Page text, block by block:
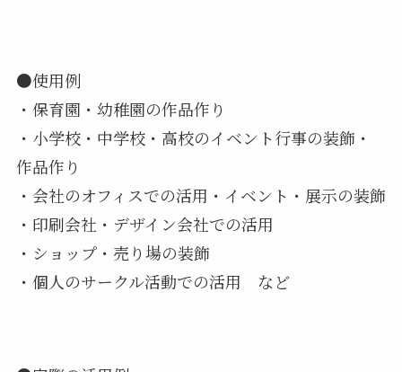
●使用例
・保育園・幼稚園の作品作り
・小学校・中学校・高校のイベント行事の装飾・
作品作り
・会社のオフィスでの活用・イベント・展示の装飾
・印刷会社・デザイン会社での活用
・ショップ・売り場の装飾
・個人のサークル活動での活用 など